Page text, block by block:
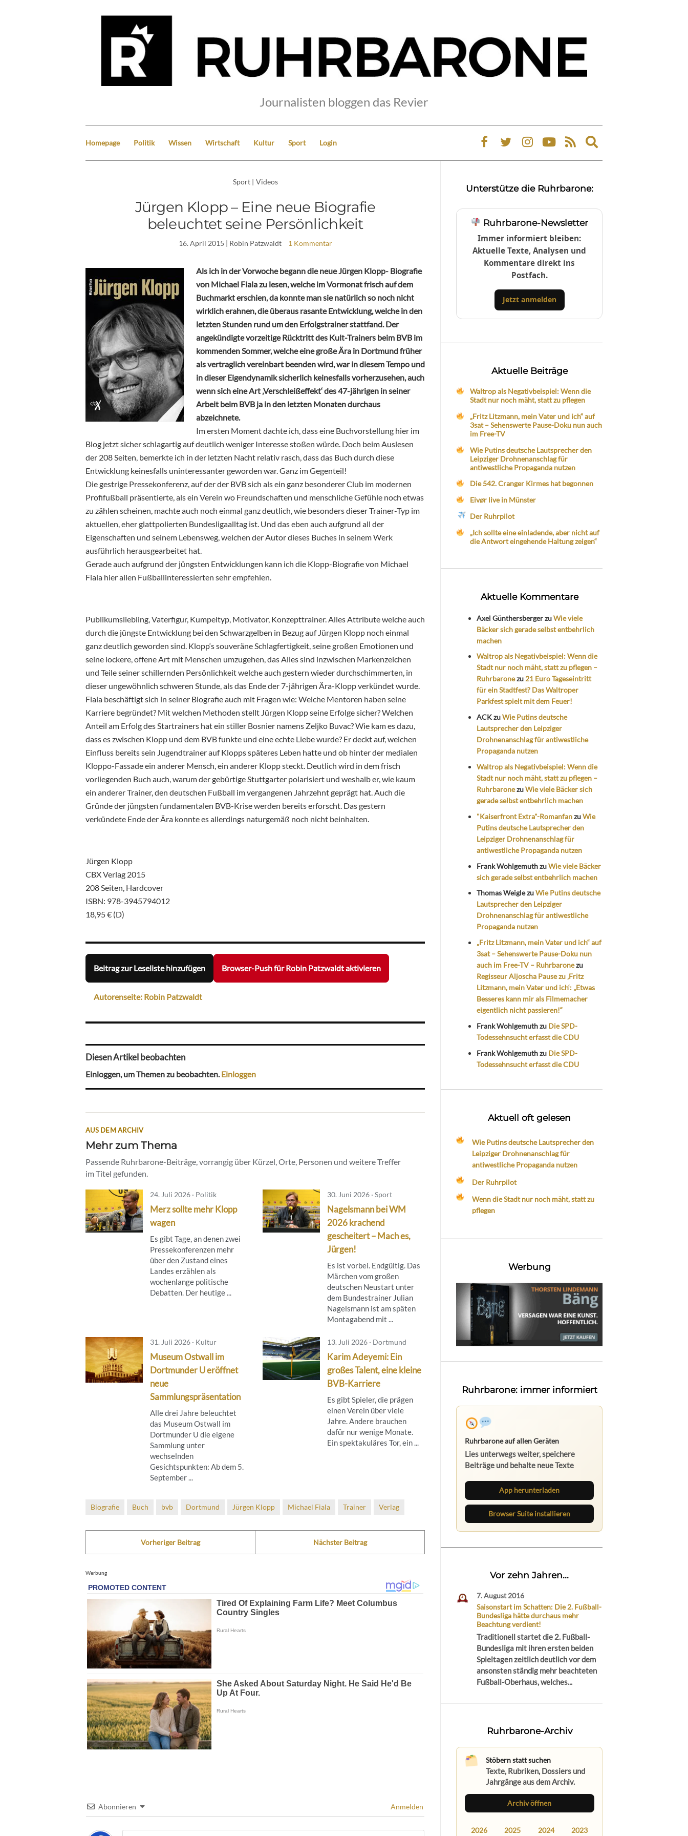
Journalisten bloggen das Revier
Homepage Politik Wissen Wirtschaft Kultur Sport Login
Expand
search
Sport | Videos
Jürgen Klopp – Eine neue Biografie
beleuchtet seine Persönlichkeit
16. April 2015 | Robin Patzwaldt 1 Kommentar
Als ich in der Vorwoche begann die neue Jürgen Klopp- Biografie
von Michael Fiala zu lesen, welche im Vormonat frisch auf dem
Buchmarkt erschien, da konnte man sie natürlich so noch nicht
wirklich erahnen, die überaus rasante Entwicklung, welche in den
letzten Stunden rund um den Erfolgstrainer stattfand. Der
angekündigte vorzeitige Rücktritt des Kult-Trainers beim BVB im
kommenden Sommer, welche eine große Ära in Dortmund früher
als vertraglich vereinbart beenden wird, war in diesem Tempo und
in dieser Eigendynamik sicherlich keinesfalls vorherzusehen, auch
wenn sich eine Art ‚Verschleißeffekt‘ des 47-jährigen in seiner
Arbeit beim BVB ja in den letzten Monaten durchaus
abzeichnete.
Im ersten Moment dachte ich, dass eine Buchvorstellung hier im
Blog jetzt sicher schlagartig auf deutlich weniger Interesse stoßen würde. Doch beim Auslesen
der 208 Seiten, bemerkte ich in der letzten Nacht relativ rasch, dass das Buch durch diese
Entwicklung keinesfalls uninteressanter geworden war. Ganz im Gegenteil!
Die gestrige Pressekonferenz, auf der der BVB sich als ein ganz besonderer Club im modernen
Profifußball präsentierte, als ein Verein wo Freundschaften und menschliche Gefühle noch etwas
zu zählen scheinen, machte auch noch einmal ganz deutlich, wie besonders dieser Trainer-Typ im
aktuellen, eher glattpolierten Bundesligaalltag ist. Und das eben auch aufgrund all der
Eigenschaften und seinem Lebensweg, welchen der Autor dieses Buches in seinem Werk
ausführlich herausgearbeitet hat.
Gerade auch aufgrund der jüngsten Entwicklungen kann ich die Klopp-Biografie von Michael
Fiala hier allen Fußballinteressierten sehr empfehlen.
Publikumsliebling, Vaterfigur, Kumpeltyp, Motivator, Konzepttrainer. Alles Attribute welche auch
durch die jüngste Entwicklung bei den Schwarzgelben in Bezug auf Jürgen Klopp noch einmal
ganz deutlich geworden sind. Klopp‘s souveräne Schlagfertigkeit, seine großen Emotionen und
seine lockere, offene Art mit Menschen umzugehen, das Alles sind inzwischen Markenzeichen
und Teile seiner schillernden Persönlichkeit welche auch gestern wieder durchschimmerten, in
dieser ungewöhnlich schweren Stunde, als das Ende der 7-jährigen Ära-Klopp verkündet wurde.
Fiala beschäftigt sich in seiner Biografie auch mit Fragen wie: Welche Mentoren haben seine
Karriere begründet? Mit welchen Methoden stellt Jürgen Klopp seine Erfolge sicher? Welchen
Anteil am Erfolg des Startrainers hat ein stiller Bosnier namens Zeljko Buvac? Wie kam es dazu,
dass es zwischen Klopp und dem BVB funkte und eine echte Liebe wurde? Er deckt auf, welchen
Einfluss bereits sein Jugendtrainer auf Klopps späteres Leben hatte und ob hinter der medialen
Kloppo-­Fassade ein anderer Mensch, ein anderer Klopp steckt. Deutlich wird in dem frisch
vorliegenden Buch auch, warum der gebürtige Stuttgarter polarisiert und weshalb er, wie kaum
ein anderer Trainer, den deutschen Fußball im vergangenen Jahrzehnt geprägt hat. Auch die
Gründe der jüngsten fundamentalen BVB-­Krise werden bereits erforscht. Das gestern
verkündete Ende der Ära konnte es allerdings naturgemäß noch nicht beinhalten.
Jürgen Klopp
CBX Verlag 2015
208 Seiten, Hardcover
ISBN: 978-­3945794012
18,95 € (D)
Beitrag zur Leseliste hinzufügen Browser-Push für Robin Patzwaldt aktivieren
Autorenseite: Robin Patzwaldt
Diesen Artikel beobachten
Einloggen, um Themen zu beobachten.Einloggen
AUS DEM ARCHIV
Mehr zum Thema
Passende Ruhrbarone-Beiträge, vorrangig über Kürzel, Orte, Personen und weitere Treffer
im Titel gefunden.
24. Juli 2026 · Politik
Merz sollte mehr Klopp
wagen
Es gibt Tage, an denen zwei
Pressekonferenzen mehr
über den Zustand eines
Landes erzählen als
wochenlange politische
Debatten. Der heutige ...
30. Juni 2026 · Sport
Nagelsmann bei WM
2026 krachend
gescheitert – Mach es,
Jürgen!
Es ist vorbei. Endgültig. Das
Märchen vom großen
deutschen Neustart unter
dem Bundestrainer Julian
Nagelsmann ist am späten
Montagabend mit ...
31. Juli 2026 · Kultur
Museum Ostwall im
Dortmunder U eröffnet
neue
Sammlungspräsentation
Alle drei Jahre beleuchtet
das Museum Ostwall im
Dortmunder U die eigene
Sammlung unter
wechselnden
Gesichtspunkten: Ab dem 5.
September ...
13. Juli 2026 · Dortmund
Karim Adeyemi: Ein
großes Talent, eine kleine
BVB-Karriere
Es gibt Spieler, die prägen
einen Verein über viele
Jahre. Andere brauchen
dafür nur wenige Monate.
Ein spektakuläres Tor, ein ...
Biografie Buch bvb Dortmund Jürgen Klopp Michael Fiala Trainer Verlag
Vorheriger Beitrag Nächster Beitrag
Werbung
Abonnieren Anmelden
Unterstütze die Ruhrbarone:
Ruhrbarone-Newsletter
Immer informiert bleiben:
Aktuelle Texte, Analysen und
Kommentare direkt ins
Postfach.
Jetzt anmelden
Aktuelle Beiträge
Waltrop als Negativbeispiel: Wenn die
Stadt nur noch mäht, statt zu pflegen
„Fritz Litzmann, mein Vater und ich“ auf
3sat – Sehenswerte Pause-Doku nun auch
im Free-TV
Wie Putins deutsche Lautsprecher den
Leipziger Drohnenanschlag für
antiwestliche Propaganda nutzen
Die 542. Cranger Kirmes hat begonnen
Eivør live in Münster
Der Ruhrpilot
„Ich sollte eine einladende, aber nicht auf
die Antwort eingehende Haltung zeigen“
Aktuelle Kommentare
Axel GünthersbergerzuWie viele
Bäcker sich gerade selbst entbehrlich
machen
Waltrop als Negativbeispiel: Wenn die
Stadt nur noch mäht, statt zu pflegen –
Ruhrbaronezu 21 Euro Tageseintritt
für ein Stadtfest? Das Waltroper
Parkfest spielt mit dem Feuer!
ACKzuWie Putins deutsche
Lautsprecher den Leipziger
Drohnenanschlag für antiwestliche
Propaganda nutzen
Waltrop als Negativbeispiel: Wenn die
Stadt nur noch mäht, statt zu pflegen –
RuhrbaronezuWie viele Bäcker sich
gerade selbst entbehrlich machen
"Kaiserfront Extra"-RomanfanzuWie
Putins deutsche Lautsprecher den
Leipziger Drohnenanschlag für
antiwestliche Propaganda nutzen
Frank WohlgemuthzuWie viele Bäcker
sich gerade selbst entbehrlich machen
Thomas WeiglezuWie Putins deutsche
Lautsprecher den Leipziger
Drohnenanschlag für antiwestliche
Propaganda nutzen
„Fritz Litzmann, mein Vater und ich“ auf
3sat – Sehenswerte Pause-Doku nun
auch im Free-TV – Ruhrbaronezu
Regisseur Aljoscha Pause zu ‚Fritz
Litzmann, mein Vater und ich‘: „Etwas
Besseres kann mir als Filmemacher
eigentlich nicht passieren!“
Frank Wohlgemuthzu Die SPD-
Todessehnsucht erfasst die CDU
Frank Wohlgemuthzu Die SPD-
Todessehnsucht erfasst die CDU
Aktuell oft gelesen
Wie Putins deutsche Lautsprecher den
Leipziger Drohnenanschlag für
antiwestliche Propaganda nutzen
Der Ruhrpilot
Wenn die Stadt nur noch mäht, statt zu
pflegen
Werbung
Ruhrbarone: immer informiert
Ruhrbarone auf allen Geräten
Lies unterwegs weiter, speichere
Beiträge und behalte neue Texte
App herunterladen
Browser Suite installieren
Vor zehn Jahren...
7. August 2016
Saisonstart im Schatten: Die 2. Fußball-
Bundesliga hätte durchaus mehr
Beachtung verdient!
Traditionell startet die 2. Fußball-
Bundesliga mit ihren ersten beiden
Spieltagen zeitlich deutlich vor dem
ansonsten ständig mehr beachteten
Fußball-Oberhaus, welches...
Ruhrbarone-Archiv
Stöbern statt suchen
Texte, Rubriken, Dossiers und
Jahrgänge aus dem Archiv.
Archiv öffnen
2026 2025 2024 2023